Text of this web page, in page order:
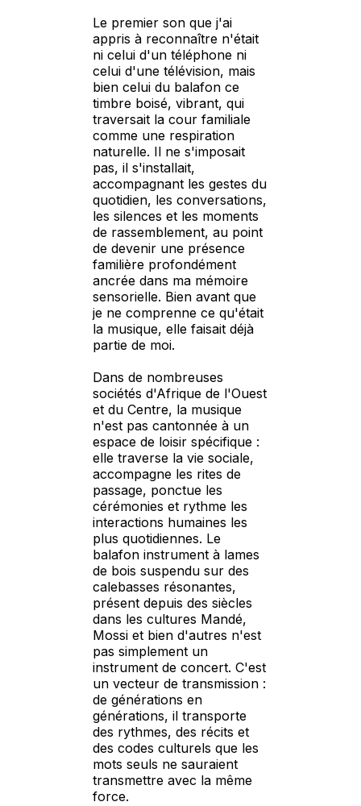
Le premier son que j'ai
appris à reconnaître n'était
ni celui d'un téléphone ni
celui d'une télévision, mais
bien celui du balafon ce
timbre boisé, vibrant, qui
traversait la cour familiale
comme une respiration
naturelle. Il ne s'imposait
pas, il s'installait,
accompagnant les gestes du
quotidien, les conversations,
les silences et les moments
de rassemblement, au point
de devenir une présence
familière profondément
ancrée dans ma mémoire
sensorielle. Bien avant que
je ne comprenne ce qu'était
la musique, elle faisait déjà
partie de moi.
Dans de nombreuses
sociétés d'Afrique de l'Ouest
et du Centre, la musique
n'est pas cantonnée à un
espace de loisir spécifique :
elle traverse la vie sociale,
accompagne les rites de
passage, ponctue les
cérémonies et rythme les
interactions humaines les
plus quotidiennes. Le
balafon instrument à lames
de bois suspendu sur des
calebasses résonantes,
présent depuis des siècles
dans les cultures Mandé,
Mossi et bien d'autres n'est
pas simplement un
instrument de concert. C'est
un vecteur de transmission :
de générations en
générations, il transporte
des rythmes, des récits et
des codes culturels que les
mots seuls ne sauraient
transmettre avec la même
force.